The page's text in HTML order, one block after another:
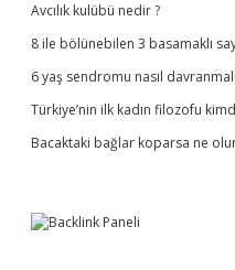
Avcılık kulübü nedir ?
8 ile bölünebilen 3 basamaklı
6 yaş sendromu nasıl
Türkiye’nin ilk kadın filozofu
Bacaktaki bağlar koparsa ne